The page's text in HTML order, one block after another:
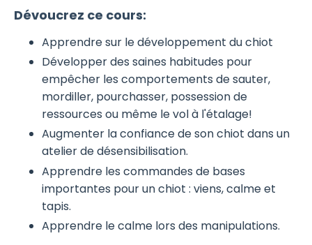
Dévoucrez ce cours:
Apprendre sur le développement du chiot
Développer des saines habitudes pour
empêcher les comportements de sauter,
mordiller, pourchasser, possession de
ressources ou même le vol à l'étalage!
Augmenter la confiance de son chiot dans un
atelier de désensibilisation.
Apprendre les commandes de bases
importantes pour un chiot : viens, calme et
tapis.
Apprendre le calme lors des manipulations.